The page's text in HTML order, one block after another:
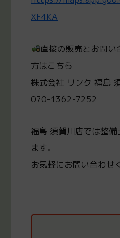
XF4KA
直接の販売とお問い
方はこちら
株式会社 リンク 福島
070-1362-7252
福島 須賀川店では整備
ます。
お気軽にお問い合わせ